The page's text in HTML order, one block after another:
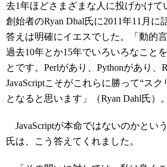
去1年ほどさまざまな人に投げかけて
創始者のRyan Dhal氏に2011年11月に
答えは明確にイエスでした。「動的
過去10年とか15年でいろいろなこと
とです。Perlがあり、Pythonがあり、
JavaScriptこそがこれらに勝って“ス
となると思います」（Ryan Dahl氏）。
JavaScriptが本命ではないのかとい
氏は、こう答えてくれました。